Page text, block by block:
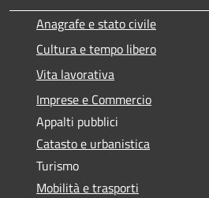
Anagrafe e stato civile
Cultura e tempo libero
Vita lavorativa
Imprese e Commercio
Appalti pubblici
Catasto e urbanistica
Turismo
Mobilità e trasporti